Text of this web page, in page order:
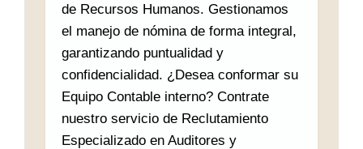
de Recursos Humanos. Gestionamos
el manejo de nómina de forma integral,
garantizando puntualidad y
confidencialidad. ¿Desea conformar su
Equipo Contable interno? Contrate
nuestro servicio de Reclutamiento
Especializado en Auditores y